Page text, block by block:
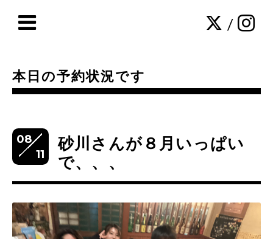
/
本日の予約状況です
08
11
砂川さんが８月いっぱい
で、、、